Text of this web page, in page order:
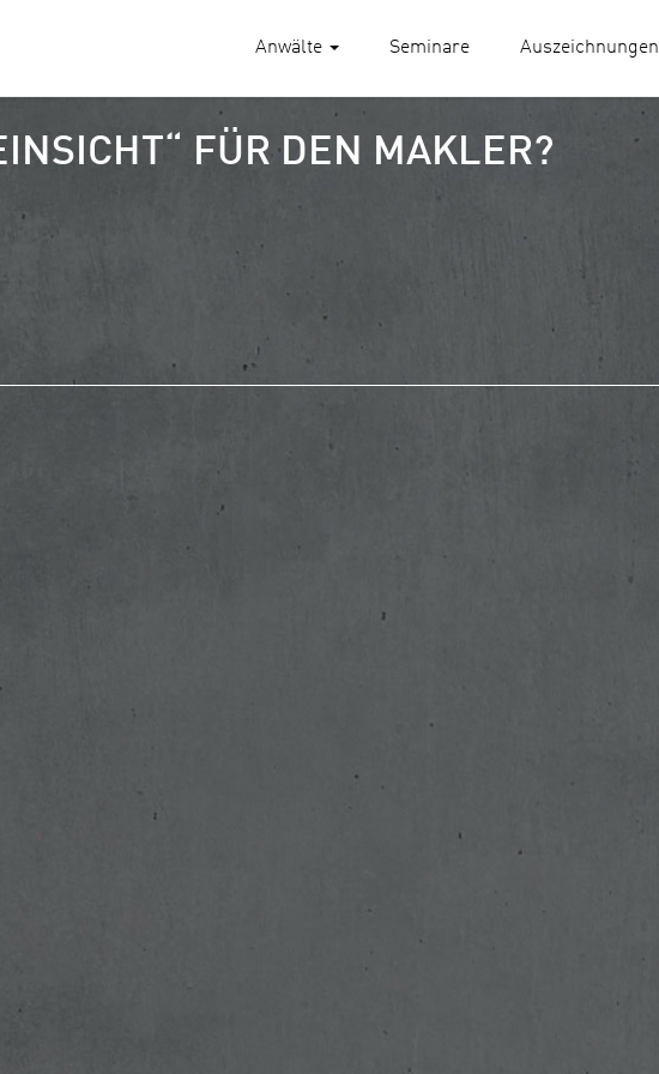
Anwälte Seminare Auszeichnungen
FÜR DEN MAKLER?